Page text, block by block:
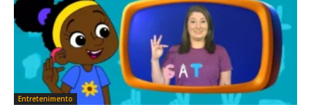
Entretenimento